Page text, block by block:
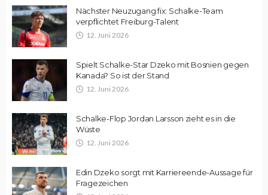
Nächster Neuzugang fix: Schalke-Team
verpflichtet Freiburg-Talent
12. Juni 2026
Spielt Schalke-Star Dzeko mit Bosnien gegen
Kanada? So ist der Stand
12. Juni 2026
Schalke-Flop Jordan Larsson zieht es in die
Wüste
12. Juni 2026
Edin Dzeko sorgt mit Karriereende-Aussage für
Fragezeichen